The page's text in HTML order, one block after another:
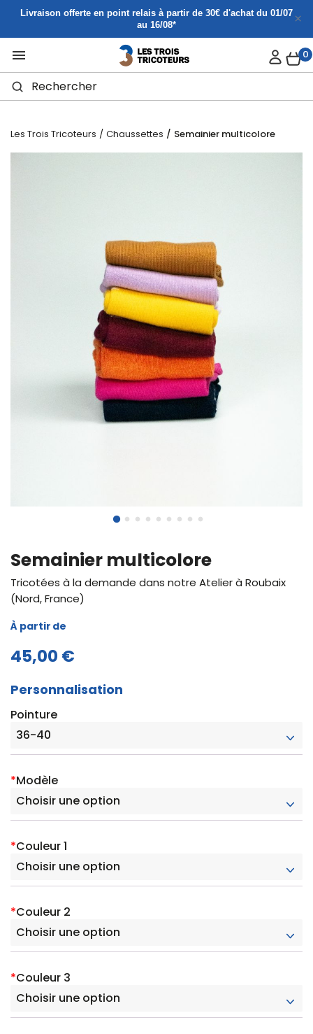
Panneau de gestion des cookies
Livraison offerte en point relais à partir de 30€ d'achat du 01/07
au 16/08*
 0
Les Trois Tricoteurs Chaussettes Semainier multicolore
Semainier multicolore
Tricotées à la demande dans notre Atelier à Roubaix
(Nord, France)
À partir de
45,00 €
Personnalisation
Pointure
*Modèle
*Couleur 1
*Couleur 2
*Couleur 3